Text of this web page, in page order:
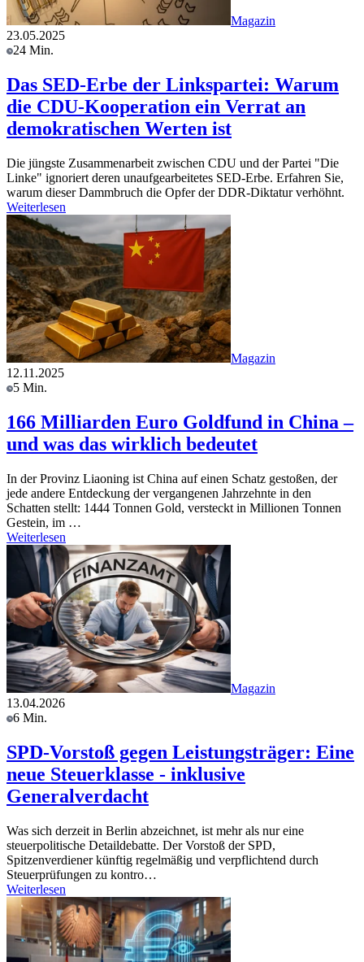
Magazin
23.05.2025
24 Min.
Das SED-Erbe der Linkspartei: Warum
die CDU-Kooperation ein Verrat an
demokratischen Werten ist
Die jüngste Zusammenarbeit zwischen CDU und der Partei "Die
Linke" ignoriert deren unaufgearbeitetes SED-Erbe. Erfahren Sie,
warum dieser Dammbruch die Opfer der DDR-Diktatur verhöhnt.
Weiterlesen
Magazin
12.11.2025
5 Min.
166 Milliarden Euro Goldfund in China –
und was das wirklich bedeutet
In der Provinz Liaoning ist China auf einen Schatz gestoßen, der
jede andere Entdeckung der vergangenen Jahrzehnte in den
Schatten stellt: 1444 Tonnen Gold, versteckt in Millionen Tonnen
Gestein, im …
Weiterlesen
Magazin
13.04.2026
6 Min.
SPD-Vorstoß gegen Leistungsträger: Eine
neue Steuerklasse - inklusive
Generalverdacht
Was sich derzeit in Berlin abzeichnet, ist mehr als nur eine
steuerpolitische Detaildebatte. Der Vorstoß der SPD,
Spitzenverdiener künftig regelmäßig und verpflichtend durch
Steuerprüfungen zu kontro…
Weiterlesen